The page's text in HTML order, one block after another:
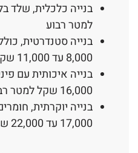
למטר רבוע
בנייה סטנדרטית,
8,000 עד 11,000 שקל למטר רבוע
16,000 שקל למטר רבוע
בנייה יוקרתית,
17,000 עד 22,000 שקל למטר רבוע